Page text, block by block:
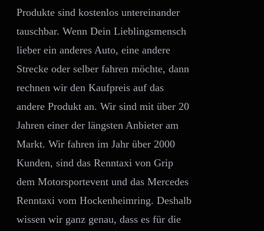
Produkte sind kostenlos untereinander
tauschbar. Wenn Dein Lieblingsmensch
lieber ein anderes Auto, eine andere
Strecke oder selber fahren möchte, dann
rechnen wir den Kaufpreis auf das
andere Produkt an. Wir sind mit über 20
Jahren einer der längsten Anbieter am
Markt. Wir fahren im Jahr über 2000
Kunden, sind das Renntaxi von Grip
dem Motorsportevent und das Mercedes
Renntaxi vom Hockenheimring. Deshalb
wissen wir ganz genau, dass es für die